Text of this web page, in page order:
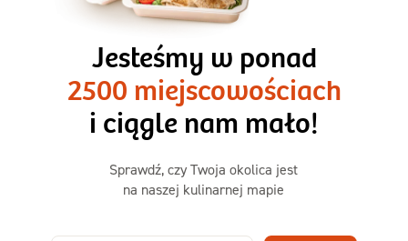
3 razy TAK
1500kcal - 2250kcal
3 sycące posiłki o większej objętości. Mniej dań,
ta sama wygoda!
50,31 zł
73,99
-32%
Jesteśmy w ponad
2500 miejscowościach
i ciągle nam mało!
Sprawdź, czy Twoja okolica jest
na naszej kulinarnej mapie